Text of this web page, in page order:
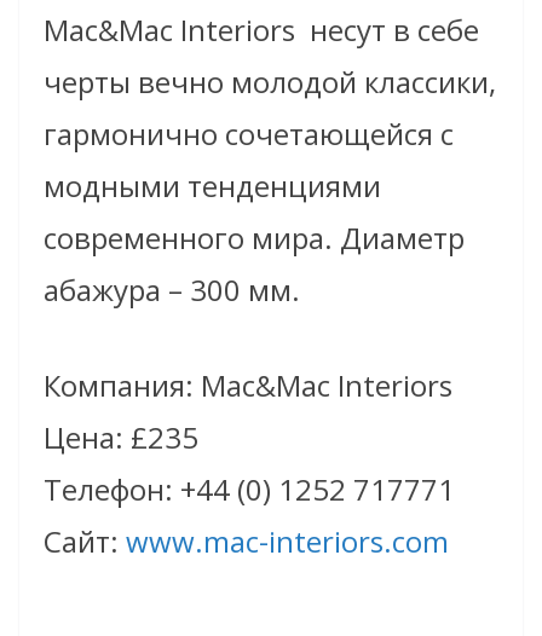
Mac&Mac Interiors несут в себе
черты вечно молодой классики,
гармонично сочетающейся с
модными тенденциями
современного мира. Диаметр
абажура – 300 мм.
Компания: Mac&Mac Interiors
Цена: £235
Телефон: +44 (0) 1252 717771
Сайт: www.mac-interiors.com